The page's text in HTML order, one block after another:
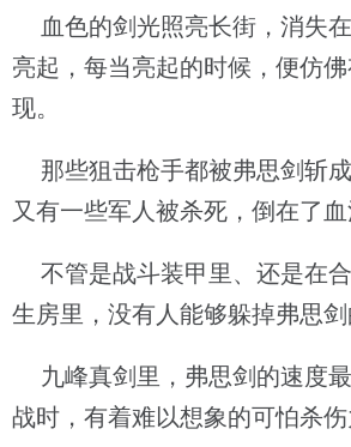
血色的剑光照亮长街，消失
亮起，每当亮起的时候，便仿
现。
那些狙击枪手都被弗思剑斩
又有一些军人被杀死，倒在了血
不管是战斗装甲里、还是在
生房里，没有人能够躲掉弗思剑
九峰真剑里，弗思剑的速度
战时，有着难以想象的可怕杀伤